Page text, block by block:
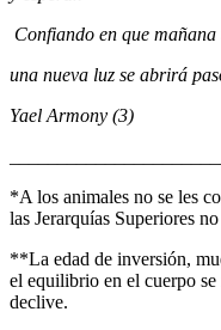
Confiando en que
una nueva luz se abrirá
Yael Armony (3)
*A los animales no se les
las Jerarquías Superiores
**La edad de inversión,
el equilibrio en el cuerpo
declive.